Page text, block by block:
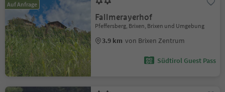
Auf Anfrage
Fallmerayerhof
Pfeffersberg, Brixen, Brixen und Umgebung
3.9 km von Brixen Zentrum
Südtirol Guest Pass